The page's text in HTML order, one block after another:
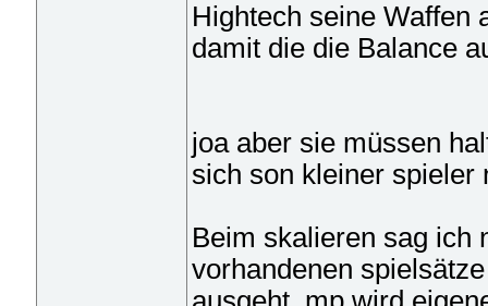
Hightech seine Waffen
damit die die Balance
joa aber sie müssen
sich son kleiner spieler
Beim skalieren sag ich
vorhandenen